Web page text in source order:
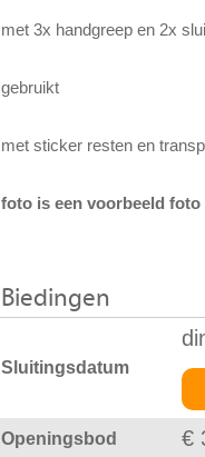
met 3x handgreep en 2x
gebruikt
met sticker resten en
foto is een voorbeeld
Biedingen
Sluitingsdatum
Openingsbod €